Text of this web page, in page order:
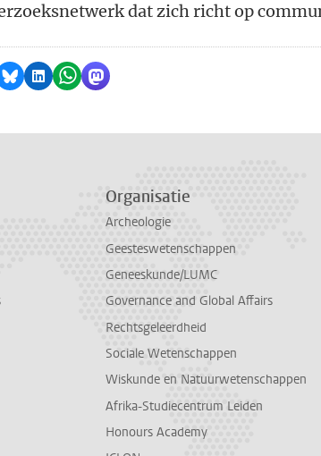
dat zich richt op
op Facebook
Delen via Bluesky
Delen op LinkedIn
Delen via WhatsApp
Delen via Mastodon
Organisatie
Archeologie
Geesteswetenschappen
Geneeskunde/LUMC
Governance and Global Affairs
Rechtsgeleerdheid
Sociale Wetenschappen
Wiskunde en Natuurwetenschappen
Afrika-Studiecentrum Leiden
Honours Academy